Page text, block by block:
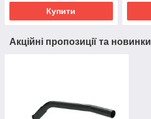
Купити
Акційні пропозиції та новинки